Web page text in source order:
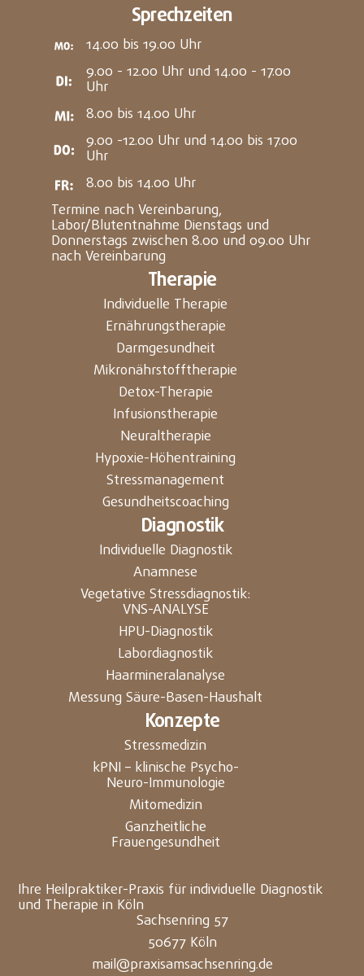
Ihre Heilpraktiker-Praxis für individuelle Diagnostik
und Therapie in Köln
Sachsenring 57
50677 Köln
mail@praxisamsachsenring.de
Konzepte
Stressmedizin
kPNI – klinische Psycho-
Neuro-Immunologie
Mitomedizin
Ganzheitliche
Frauengesundheit
Diagnostik
Individuelle Diagnostik
Anamnese
Vegetative Stressdiagnostik:
VNS-ANALYSE
HPU-Diagnostik
Labordiagnostik
Haarmineralanalyse
Messung Säure-Basen-Haushalt
Therapie
Individuelle Therapie
Ernährungstherapie
Darmgesundheit
Mikronährstofftherapie
Detox-Therapie
Infusionstherapie
Neuraltherapie
Hypoxie-Höhentraining
Stressmanagement
Gesundheitscoaching
Sprechzeiten
14.00 bis 19.00 Uhr
9.00 - 12.00 Uhr und 14.00 - 17.00
Uhr
8.00 bis 14.00 Uhr
9.00 -12.00 Uhr und 14.00 bis 17.00
Uhr
8.00 bis 14.00 Uhr
Termine nach Vereinbarung,
Labor/Blutentnahme Dienstags und
Donnerstags zwischen 8.00 und 09.00 Uhr
nach Vereinbarung